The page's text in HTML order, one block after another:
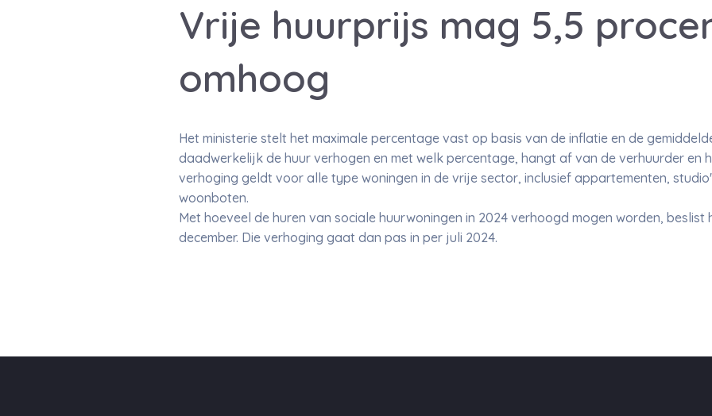
Vrije huurprijs mag 5,5
omhoog
Het ministerie stelt het maximale percentage vast op basis van de inflatie en de
daadwerkelijk de huur verhogen en met welk percentage, hangt af van de verhuurder en
verhoging geldt voor alle type woningen in de vrije sector, inclusief appartementen,
woonboten.
Met hoeveel de huren van sociale huurwoningen in 2024 verhoogd mogen worden, beslist
december. Die verhoging gaat dan pas in per juli 2024.